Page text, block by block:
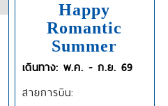
Happy
Romantic
Summer
เดินทาง: พ.ค. - ก.ย. 69
สายการบิน: